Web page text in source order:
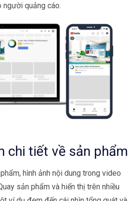
người quảng cáo.
chi tiết về sản phẩm
hình ảnh nội dung trong video
sản phẩm và hiển thị trên nhiều